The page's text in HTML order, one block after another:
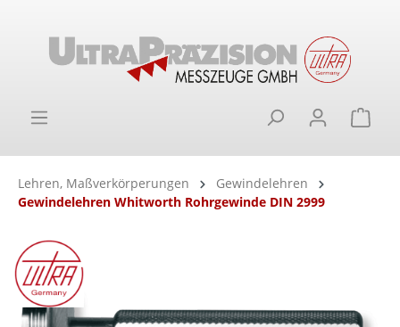
Lehren, Maßverkörperungen
Gewindelehren
Gewindelehren Whitworth Rohrgewinde DIN 2999
Bildergalerie überspringen